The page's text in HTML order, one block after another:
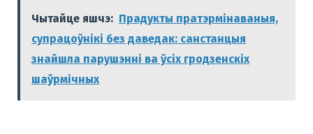
Чытайце яшчэ: Прадукты пратэрмінаваныя,
супрацоўнікі без даведак: санстанцыя
знайшла парушэнні ва ўсіх гродзенскіх
шаўрмічных